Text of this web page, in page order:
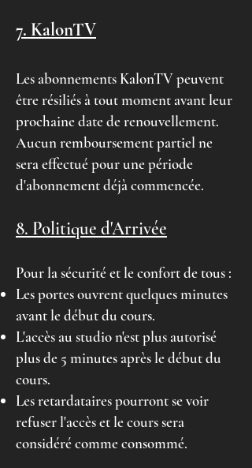
7. KalonTV
Les abonnements KalonTV peuvent
être résiliés à tout moment avant leur
prochaine date de renouvellement.
Aucun remboursement partiel ne
sera effectué pour une période
d'abonnement déjà commencée.
8. Politique d'Arrivée
Pour la sécurité et le confort de tous :
Les portes ouvrent quelques minutes
avant le début du cours.
L'accès au studio n'est plus autorisé
plus de 5 minutes après le début du
cours.
Les retardataires pourront se voir
refuser l'accès et le cours sera
considéré comme consommé.